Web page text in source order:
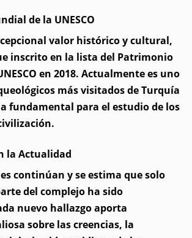
de la UNESCO
valor histórico y cultural,
inscrito en la lista del Patrimonio
en 2018. Actualmente es uno
más visitados de Turquía
fundamental para el estudio de los
la Actualidad
continúan y se estima que solo
del complejo ha sido
nuevo hallazgo aporta
sobre las creencias, la